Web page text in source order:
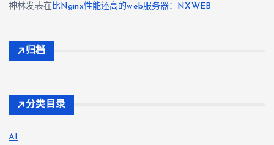
神林发表在比Nginx性能还高的web服务器：NXWEB
归档
分类目录
AI